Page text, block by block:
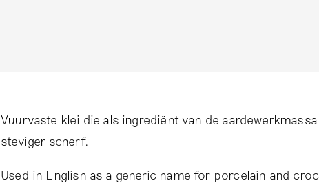
Vuurvaste klei die als ingrediënt van de
steviger scherf.
Used in English as a generic name for porcelain and